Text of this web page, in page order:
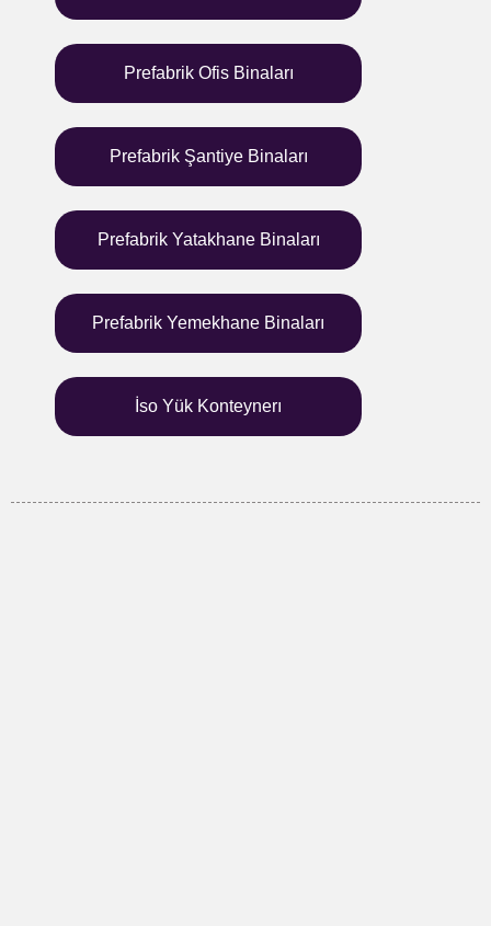
Prefabrik Ofis Binaları
Prefabrik Şantiye Binaları
Prefabrik Yatakhane Binaları
Prefabrik Yemekhane Binaları
İso Yük Konteynerı